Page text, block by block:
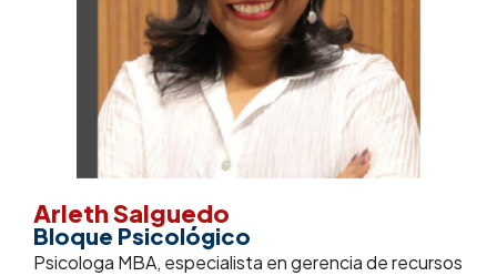
Arleth Salguedo
Bloque Psicológico
Psicologa MBA, especialista en gerencia de recursos